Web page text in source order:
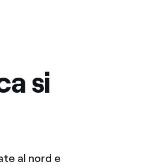
si
al nord e